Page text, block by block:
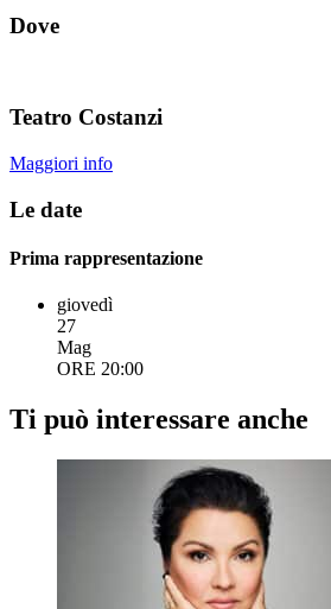
Dove
Teatro Costanzi
Maggiori info
Le date
Prima rappresentazione
giovedì
27
Mag
ORE 20:00
Ti può interessare anche